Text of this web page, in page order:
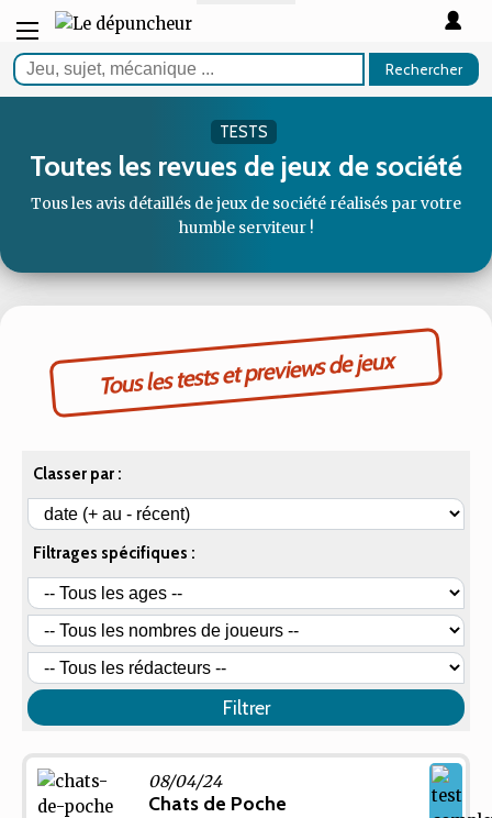
Rechercher
TESTS
Toutes les revues de jeux de société
Tous les avis détaillés de jeux de société réalisés par votre
humble serviteur !
Tous les tests et previews de jeux
Classer par :
Filtrages spécifiques :
Filtrer
08/04/24
Chats de Poche